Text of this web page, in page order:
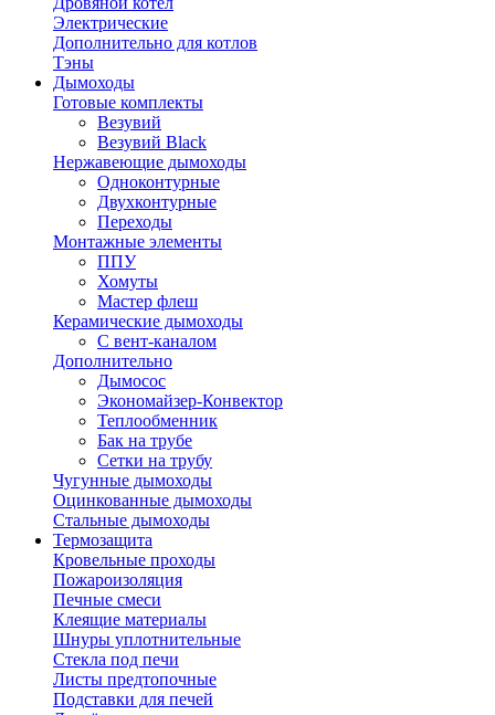
Электрические
Дополнительно для котлов
Тэны
Дымоходы
Готовые комплекты
Везувий
Везувий Black
Нержавеющие дымоходы
Одноконтурные
Двухконтурные
Переходы
Монтажные элементы
ППУ
Хомуты
Мастер флеш
Керамические дымоходы
С вент-каналом
Дополнительно
Дымосос
Экономайзер-Конвектор
Теплообменник
Бак на трубе
Сетки на трубу
Чугунные дымоходы
Оцинкованные дымоходы
Стальные дымоходы
Термозащита
Кровельные проходы
Пожароизоляция
Печные смеси
Клеящие материалы
Шнуры уплотнительные
Стекла под печи
Листы предтопочные
Подставки для печей